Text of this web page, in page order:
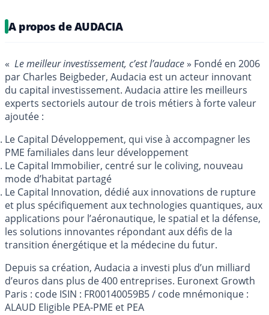
A propos de AUDACIA
« Le meilleur investissement, c’est l’audace» Fondé en 2006
par Charles Beigbeder, Audacia est un acteur innovant
du capital investissement. Audacia attire les meilleurs
experts sectoriels autour de trois métiers à forte valeur
ajoutée :
Le Capital Développement, qui vise à accompagner les
PME familiales dans leur développement
Le Capital Immobilier, centré sur le coliving, nouveau
mode d’habitat partagé
Le Capital Innovation, dédié aux innovations de rupture
et plus spécifiquement aux technologies quantiques, aux
applications pour l’aéronautique, le spatial et la défense,
les solutions innovantes répondant aux défis de la
transition énergétique et la médecine du futur.
Depuis sa création, Audacia a investi plus d’un milliard
d’euros dans plus de 400 entreprises. Euronext Growth
Paris : code ISIN : FR00140059B5 / code mnémonique :
ALAUD Eligible PEA-PME et PEA